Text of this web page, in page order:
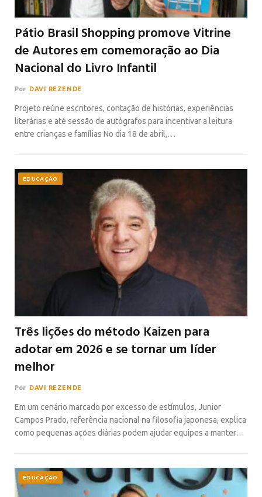
Pátio Brasil Shopping promove Vitrine
de Autores em comemoração ao Dia
Nacional do Livro Infantil
Por DAVI REZENDE
Projeto reúne escritores, contação de histórias, experiências
literárias e até sessão de autógrafos para incentivar a leitura
entre crianças e famílias No dia 18 de abril,…
EDUCAÇÃO
Três lições do método Kaizen para
adotar em 2026 e se tornar um líder
melhor
Por DAVI REZENDE
Em um cenário marcado por excesso de estímulos, Junior
Campos Prado, referência nacional na filosofia japonesa, explica
como pequenas ações diárias podem ajudar equipes a manter…
EDUCAÇÃO